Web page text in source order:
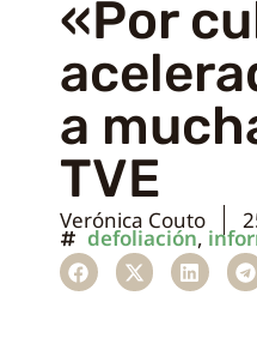
«Por
a
TVE
Verónica Couto
defoliación,